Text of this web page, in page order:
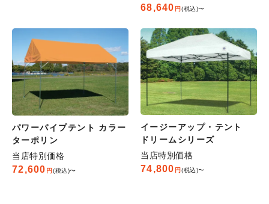
68,640 税込 〜
パワーパイプテント カラー
ターポリン
当店特別価格
72,600 税込 〜
イージーアップ・テント
ドリームシリーズ
当店特別価格
74,800 税込 〜